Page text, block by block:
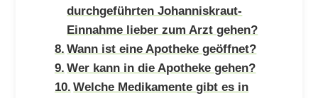
durchgeführten Johanniskraut-
Einnahme lieber zum Arzt gehen?
Wann ist eine Apotheke geöffnet?
Wer kann in die Apotheke gehen?
Welche Medikamente gibt es in